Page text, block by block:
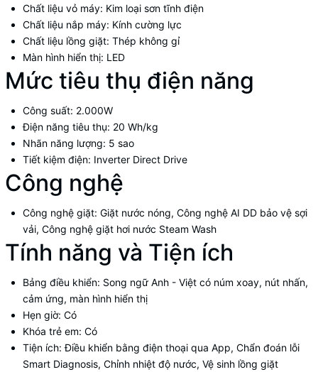
Chất liệu vỏ máy: Kim loại sơn tĩnh điện
Chất liệu nắp máy: Kính cường lực
Chất liệu lồng giặt: Thép không gỉ
Màn hình hiển thị: LED
Mức tiêu thụ điện năng
Công suất: 2.000W
Điện năng tiêu thụ: 20 Wh/kg
Nhãn năng lượng: 5 sao
Tiết kiệm điện: Inverter Direct Drive
Công nghệ
Công nghệ giặt: Giặt nước nóng, Công nghệ AI DD bảo vệ sợi
vải, Công nghệ giặt hơi nước Steam Wash
Tính năng và Tiện ích
Bảng điều khiển: Song ngữ Anh - Việt có núm xoay, nút nhấn,
cảm ứng, màn hình hiển thị
Hẹn giờ: Có
Khóa trẻ em: Có
Tiện ích:Điều khiển bằng điện thoại qua App, Chẩn đoán lỗi
Smart Diagnosis, Chỉnh nhiệt độ nước, Vệ sinh lồng giặt